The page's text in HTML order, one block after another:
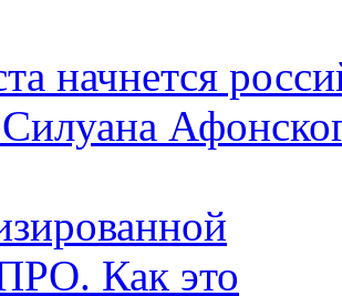
начнется
Силуана